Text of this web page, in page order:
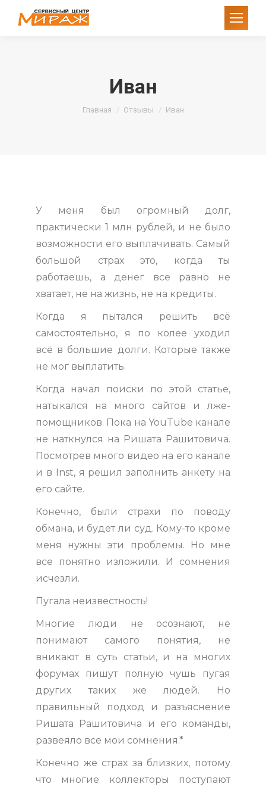
Иван
Вы здесь:
Главная Отзывы Иван
У меня был огромный долг,
практически 1 млн рублей, и не было
возможности его выплачивать. Самый
большой страх это, когда ты
работаешь, а денег все равно не
хватает, не на жизнь, не на кредиты.
Когда я пытался решить всё
самостоятельно, я по колее уходил
всё в большие долги. Которые также
не мог выплатить.
Когда начал поиски по этой статье,
натыкался на много сайтов и лже-
помощников. Пока на YouTube канале
не наткнулся на Ришата Рашитовича.
Посмотрев много видео на его канале
и в Inst, я решил заполнить анкету на
его сайте.
Конечно, были страхи по поводу
обмана, и будет ли суд. Кому-то кроме
меня нужны эти проблемы. Но мне
все понятно изложили. И сомнения
исчезли.
Пугала неизвестность!
Многие люди не осознают, не
понимают самого понятия, не
вникают в суть статьи, и на многих
форумах пишут полную чушь пугая
других таких же людей. Но
правильный подход и разъяснение
Ришата Рашитовича и его команды,
развеяло все мои сомнения.*
Конечно же страх за близких, потому
что многие коллекторы поступают